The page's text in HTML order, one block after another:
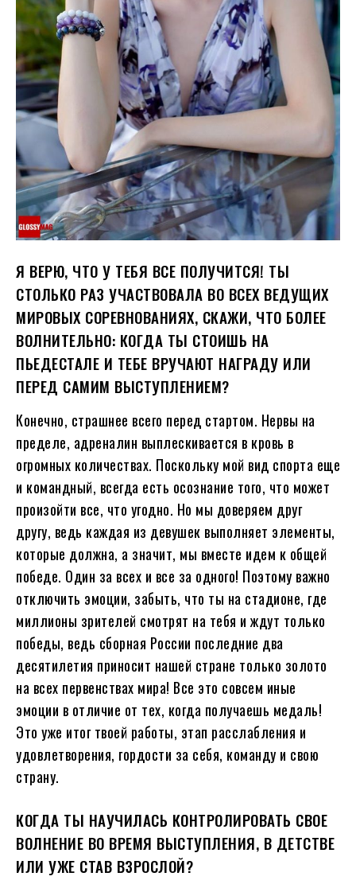
Я ВЕРЮ, ЧТО У ТЕБЯ ВСЕ ПОЛУЧИТСЯ! ТЫ
СТОЛЬКО РАЗ УЧАСТВОВАЛА ВО ВСЕХ ВЕДУЩИХ
МИРОВЫХ СОРЕВНОВАНИЯХ, СКАЖИ, ЧТО БОЛЕЕ
ВОЛНИТЕЛЬНО: КОГДА ТЫ СТОИШЬ НА
ПЬЕДЕСТАЛЕ И ТЕБЕ ВРУЧАЮТ НАГРАДУ ИЛИ
ПЕРЕД САМИМ ВЫСТУПЛЕНИЕМ?
Конечно, страшнее всего перед стартом. Нервы на
пределе, адреналин выплескивается в кровь в
огромных количествах. Поскольку мой вид спорта еще
и командный, всегда есть осознание того, что может
произойти все, что угодно. Но мы доверяем друг
другу, ведь каждая из девушек выполняет элементы,
которые должна, а значит, мы вместе идем к общей
победе. Один за всех и все за одного! Поэтому важно
отключить эмоции, забыть, что ты на стадионе, где
миллионы зрителей смотрят на тебя и ждут только
победы, ведь сборная России последние два
десятилетия приносит нашей стране только золото
на всех первенствах мира! Все это совсем иные
эмоции в отличие от тех, когда получаешь медаль!
Это уже итог твоей работы, этап расслабления и
удовлетворения, гордости за себя, команду и свою
страну.
КОГДА ТЫ НАУЧИЛАСЬ КОНТРОЛИРОВАТЬ СВОЕ
ВОЛНЕНИЕ ВО ВРЕМЯ ВЫСТУПЛЕНИЯ, В ДЕТСТВЕ
ИЛИ УЖЕ СТАВ ВЗРОСЛОЙ?